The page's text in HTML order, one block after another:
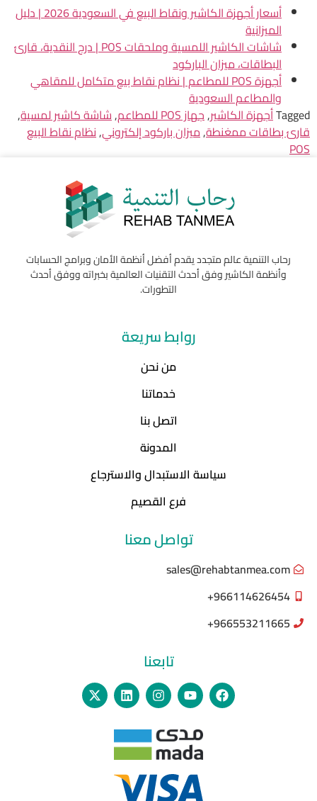
أسعار أجهزة الكاشير ونقاط البيع في السعودية 2026 | دليل
الميزانية
شاشات الكاشير اللمسية وملحقات POS | درج النقدية، قارئ
البطاقات، ميزان الباركود
أجهزة POS للمطاعم | نظام نقاط بيع متكامل للمقاهي
والمطاعم السعودية
Taggedأجهزة الكاشير,جهاز POS للمطاعم ,شاشة كاشير لمسية,
قارئ بطاقات ممغنطة,ميزان باركود إلكتروني,نظام نقاط البيع
POS
رحاب التنمية عالم متجدد يقدم أفضل أنظمة الأمان وبرامج الحسابات
وأنظمة الكاشير وفق أحدث التقنيات العالمية بخبراته ووفق أحدث
التطورات.
روابط سريعة
من نحن
خدماتنا
اتصل بنا
المدونة
سياسة الاستبدال والاسترجاع
فرع القصيم
تواصل معنا
sales@rehabtanmea.com
966114626454+
966553211665+
تابعنا